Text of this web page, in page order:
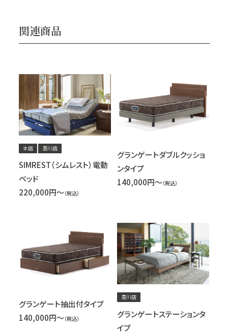
関連商品
本店 豊川店
SIMREST（シムレスト）電動
ベッド
220,000円～（税込）
グランゲートダブルクッショ
ンタイプ
140,000円～（税込）
グランゲート抽出付タイプ
140,000円～（税込）
豊川店
グランゲートステーションタ
イプ